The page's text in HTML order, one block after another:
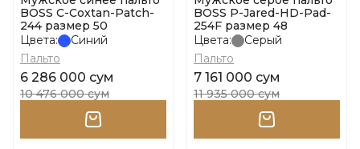
BOSS C-Coxtan-Patch-
244 размер 50
Цвета:
Синий
Пальто
6 286 000 сум
10 476 000 сум
BOSS P-Jared-HD-Pad-
254F размер 48
Цвета:
Серый
Пальто
7 161 000 сум
11 935 000 сум